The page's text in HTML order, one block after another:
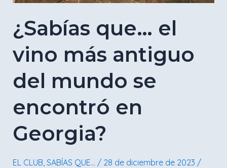
¿Sabías que… el
vino más antiguo
del mundo se
encontró en
Georgia?
EL CLUB SABÍAS QUE... / 28 de diciembre de 2023 /
encontró
en
Georgia?